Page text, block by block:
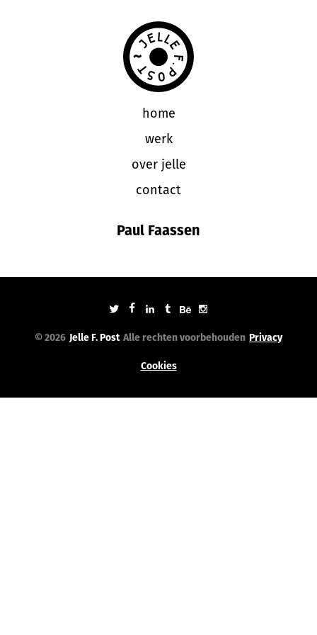
home
werk
over jelle
contact
Paul Faassen
© 2026 Jelle F. Post Alle rechten voorbehouden Privacy
Cookies